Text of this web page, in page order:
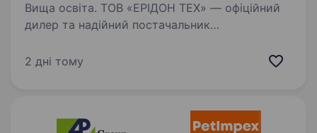
Вища освіта. ТОВ «ЕРІДОН ТЕХ» — офіційний
дилер та надійний постачальник
вітчизняного виробництва. Компанія понад 20
2 дні тому